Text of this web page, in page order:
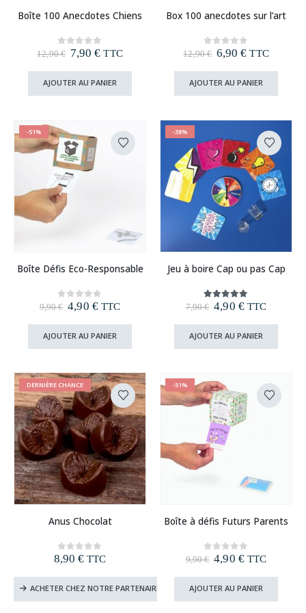
Boîte 100 Anecdotes Chiens
0out of 5
12,90€ Le
initial
était :
12,90 €.
7,90€Le
actuel
est :
7,90 €.
TTC
AJOUTER AU PANIER
Box 100 anecdotes sur l’art
0out of 5
12,90€ Le
initial
était :
12,90 €.
6,90€Le
actuel
est :
6,90 €.
TTC
AJOUTER AU PANIER
-51%
Boîte Défis Eco-Responsable
0 out of 5
9,90€ Le
initial
était :
9,90 €.
4,90 €Le
actuel
est :
4,90 €.
TTC
AJOUTER AU PANIER
-38%
Jeu à boire Cap ou pas Cap
5.00out of 5
7,90€ Le
initial
était :
7,90 €.
4,90 €Le
actuel
est :
4,90 €.
TTC
AJOUTER AU PANIER
DERNIÈRE CHANCE
Anus Chocolat
0out of 5
8,90 € TTC
ACHETER CHEZ NOTRE PARTENAIRE
-51%
Boîte à défis Futurs Parents
0 out of 5
9,90€ Le
initial
était :
9,90 €.
4,90 €Le
actuel
est :
4,90 €.
TTC
AJOUTER AU PANIER